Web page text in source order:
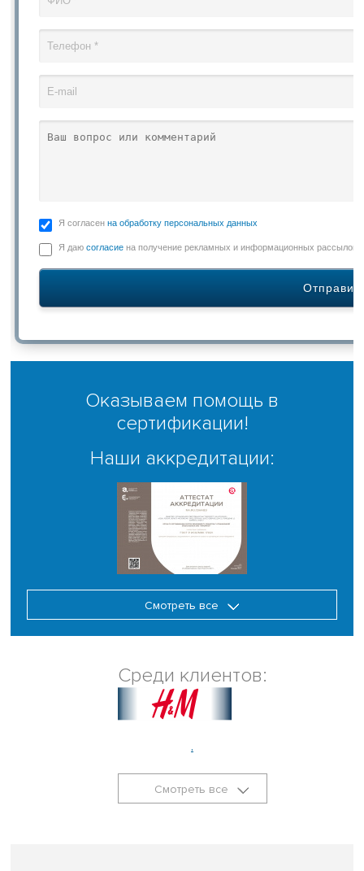
Я согласен на обработку персональных данных
Я даю согласие на получение рекламных и информационных рассылок
Оказываем помощь в
сертификации!
Наши аккредитации:
Смотреть все
Среди клиентов:
.
Смотреть все